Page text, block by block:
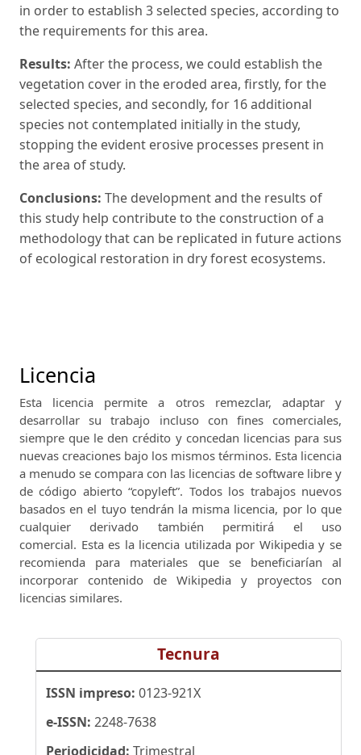
in order to establi­sh 3 selected species, according to
the requirements for this area.
Results: After the process, we could establish the
ve­getation cover in the eroded area, firstly, for the
selec­ted species, and secondly, for 16 additional
species not contemplated initially in the study,
stopping the evident erosive processes present in
the area of study.
Conclusions: The development and the results of
this study help contribute to the construction of a
me­thodology that can be replicated in future actions
of ecological restoration in dry forest ecosystems.
Licencia
Esta licencia permite a otros remezclar, adaptar y
desarrollar su trabajo incluso con fines comerciales,
siempre que le den crédito y concedan licencias para sus
nuevas creaciones bajo los mismos términos. Esta licencia
a menudo se compara con las licencias de software libre y
de código abierto “copyleft”. Todos los trabajos nuevos
basados ​​en el tuyo tendrán la misma licencia, por lo que
cualquier derivado también permitirá el uso
comercial. Esta es la licencia utilizada por Wikipedia y se
recomienda para materiales que se beneficiarían al
incorporar contenido de Wikipedia y proyectos con
licencias similares.
Tecnura
ISSN impreso: 0123-921X
e-ISSN: 2248-7638
Periodicidad: Trimestral